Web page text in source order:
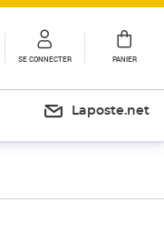
SE CONNECTER PANIER
Laposte.net